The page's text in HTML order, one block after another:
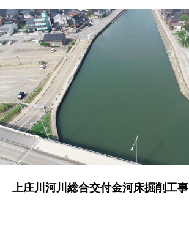
上庄川河川総合交付金河床掘削工事